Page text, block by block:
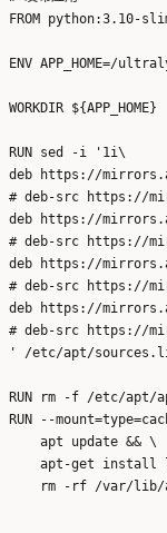
FROM python:3.10-
ENV APP_HOME=/
WORKDIR ${APP_HOME}
RUN sed -i '1i\
deb https://
# deb-src https://
deb https://
# deb-src https://
deb https://
# deb-src https://
deb https://
# deb-src https://
' /etc/apt/
RUN rm -f /etc/apt/
RUN --
    apt update && \
apt-get install
rm -rf /var/